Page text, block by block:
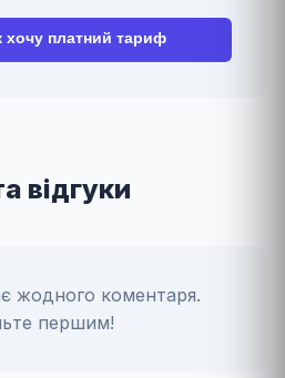
хочу платний тариф
відгуки
жодного коментаря.
першим!